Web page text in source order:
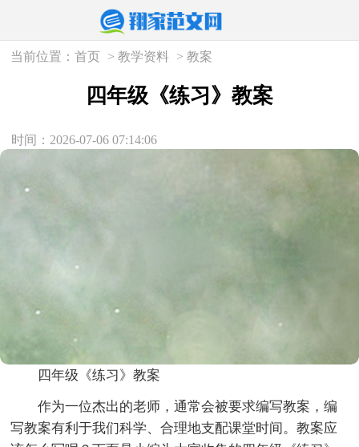
当前位置：首页 >教学资料 >教案
四年级《练习》教案
时间：2026-07-06 07:14:06
四年级《练习》教案
作为一位杰出的老师，通常会被要求编写教案，编
写教案有利于我们科学、合理地支配课堂时间。教案应